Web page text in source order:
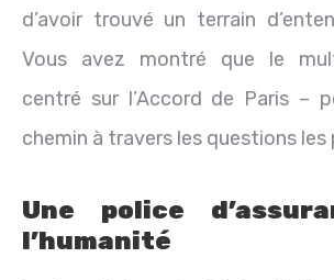
d’avoir trouvé un terrain
Vous avez montré que le
centré sur l’Accord de Paris –
chemin à travers les questions les
Une police
l’humanité